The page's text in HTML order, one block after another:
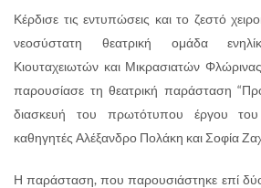
Κέρδισε τις εντυπώσεις και το ζεστό
νεοσύστατη θεατρική ομάδα
Κιουταχειωτών και Μικρασιατών
παρουσίασε τη θεατρική παράσταση
διασκευή του πρωτότυπου έργου
καθηγητές Αλέξανδρο Πολάκη και Σοφία
Η παράσταση, που παρουσιάστηκε επί